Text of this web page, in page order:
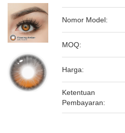
Nomor Model:
MOQ:
Harga:
Ketentuan
Pembayaran: